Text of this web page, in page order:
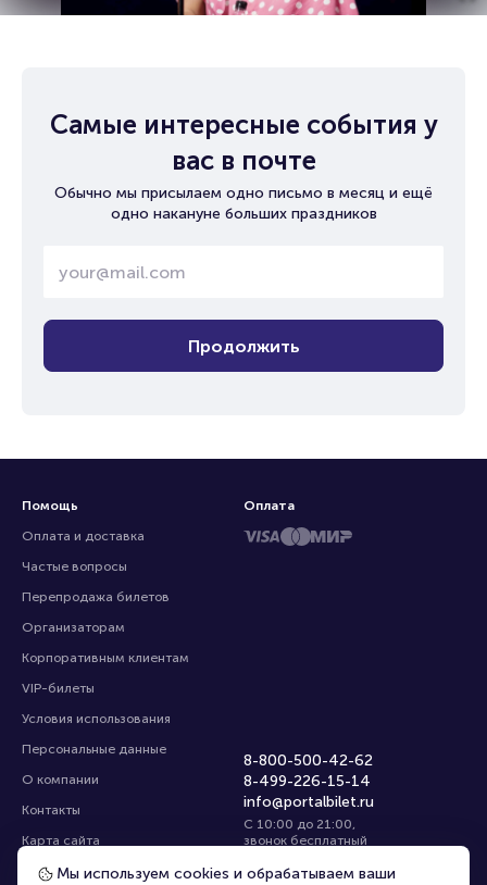
Самые интересные события у
вас в почте
Обычно мы присылаем одно письмо в месяц и ещё
одно накануне больших праздников
Продолжить
Помощь
Оплата и доставка
Частые вопросы
Перепродажа билетов
Организаторам
Корпоративным клиентам
VIP-билеты
Условия использования
Персональные данные
О компании
Контакты
Карта сайта
Управление cookies
8-800-500-42-62
8-499-226-15-14
info@portalbilet.ru
С 10:00 до 21:00,
звонок бесплатный
Все площадки
Оплата
Мы используем cookies и обрабатываем ваши